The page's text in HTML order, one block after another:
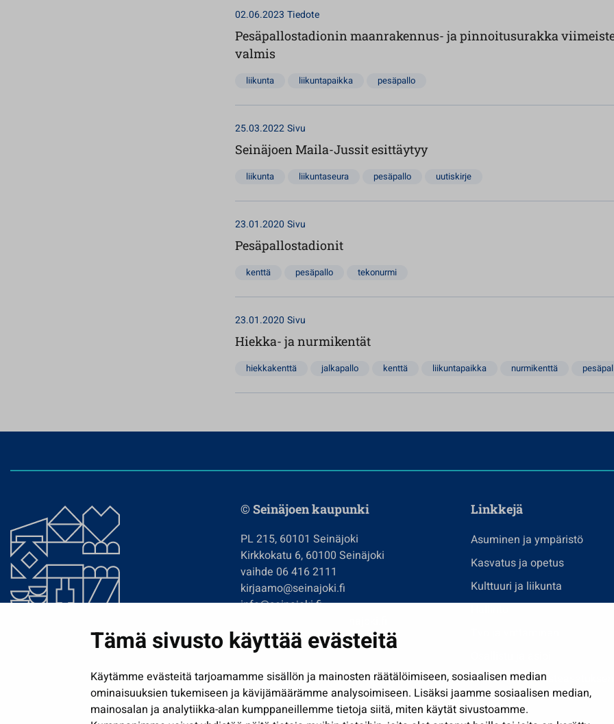
Tämä sivusto käyttää evästeitä
Käytämme evästeitä tarjoamamme sisällön ja mainosten räätälöimiseen, sosiaalisen median
ominaisuuksien tukemiseen ja kävijämäärämme analysoimiseen. Lisäksi jaamme sosiaalisen median,
mainosalan ja analytiikka-alan kumppaneillemme tietoja siitä, miten käytät sivustoamme.
02.06.2023 Tiedote
Pesäpallostadionin maanrakennus- ja pinnoitusurakka
valmis
liikunta liikuntapaikka pesäpallo
25.03.2022Sivu
Seinäjoen Maila-Jussit esittäytyy
liikunta liikuntaseura pesäpallo uutiskirje
23.01.2020 Sivu
Pesäpallostadionit
kenttä pesäpallo tekonurmi
23.01.2020 Sivu
Hiekka- ja nurmikentät
hiekkakenttä jalkapallo kenttä liikuntapaikka nurmikenttä
© Seinäjoen kaupunki
PL 215, 60101 Seinäjoki
Kirkkokatu 6, 60100 Seinäjoki
vaihde 06 416 2111
kirjaamo@seinajoki.fi
info@seinajoki.fi
Tilaa uutiskirje
Linkkejä
Asuminen ja ympäristö
Kasvatus ja opetus
Kulttuuri ja liikunta
Näytä omat